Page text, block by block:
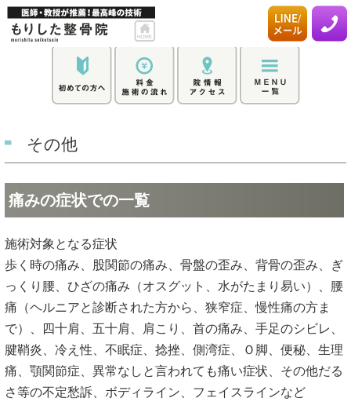
その他
痛みの症状での一覧
施術対象となる症状
歩く時の痛み、股関節の痛み、骨盤の歪み、背骨の歪み、ぎ
っくり腰、ひざの痛み（オスグット、水がたまり易い）、腰
痛（ヘルニアと診断された方から、狭窄症、慢性痛の方ま
で）、四十肩、五十肩、肩こり、首の痛み、手足のシビレ、
腱鞘炎、冷え性、不眠症、捻挫、側湾症、Ｏ脚、便秘、生理
痛、顎関節症、異常なしと言われても痛い症状、その他だる
さ等の不定愁訴、ボディライン、フェイスラインなど